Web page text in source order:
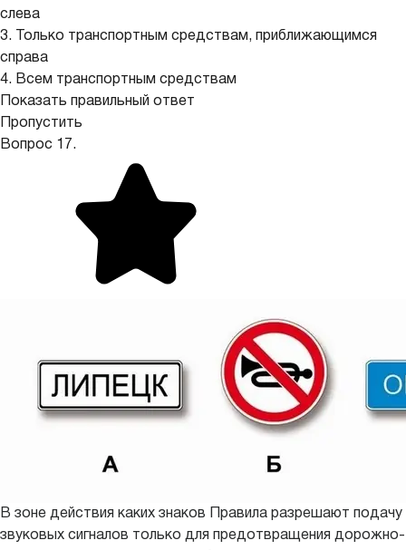
слева
3. Только транспортным средствам, приближающимся
справа
4. Всем транспортным средствам
Показать правильный ответ
Пропустить
Вопрос 17.
В зоне действия каких знаков Правила разрешают подачу
звуковых сигналов только для предотвращения дорожно-